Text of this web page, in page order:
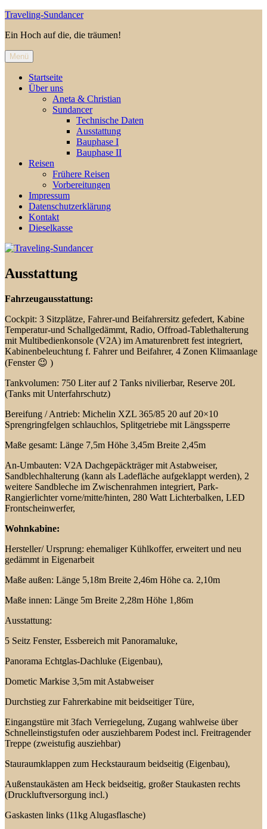
Zum
springen
Traveling-Sundancer
Ein Hoch auf die, die träumen!
Menü
Startseite
Über uns
Aneta & Christian
Sundancer
Technische Daten
Ausstattung
Bauphase I
Bauphase II
Reisen
Frühere Reisen
Vorbereitungen
Impressum
Datenschutzerklärung
Kontakt
Dieselkasse
Ausstattung
Fahrzeugausstattung:
Cockpit: 3 Sitzplätze, Fahrer-und Beifahrersitz gefedert, Kabine
Temperatur-und Schallgedämmt, Radio, Offroad-Tablethalterung
mit Multibedienkonsole (V2A) im Amaturenbrett fest integriert,
Kabinenbeleuchtung f. Fahrer und Beifahrer, 4 Zonen Klimaanlage
(Fenster 😉 )
Tankvolumen: 750 Liter auf 2 Tanks nivilierbar, Reserve 20L
(Tanks mit Unterfahrschutz)
Bereifung / Antrieb: Michelin XZL 365/85 20 auf 20×10
Sprengringfelgen schlauchlos, Splitgetriebe mit Längssperre
Maße gesamt: Länge 7,5m Höhe 3,45m Breite 2,45m
An-Umbauten: V2A Dachgepäckträger mit Astabweiser,
Sandblechhalterung (kann als Ladefläche aufgeklappt werden), 2
weitere Sandbleche im Zwischenrahmen integriert, Park-
Rangierlichter vorne/mitte/hinten, 280 Watt Lichterbalken, LED
Frontscheinwerfer,
Wohnkabine:
Hersteller/ Ursprung: ehemaliger Kühlkoffer, erweitert und neu
gedämmt in Eigenarbeit
Maße außen: Länge 5,18m Breite 2,46m Höhe ca. 2,10m
Maße innen: Länge 5m Breite 2,28m Höhe 1,86m
Ausstattung:
5 Seitz Fenster, Essbereich mit Panoramaluke,
Panorama Echtglas-Dachluke (Eigenbau),
Dometic Markise 3,5m mit Astabweiser
Durchstieg zur Fahrerkabine mit beidseitiger Türe,
Eingangstüre mit 3fach Verriegelung, Zugang wahlweise über
Schnelleinstigstufen oder ausziehbarem Podest incl. Freitragender
Treppe (zweistufig ausziehbar)
Stauraumklappen zum Heckstauraum beidseitig (Eigenbau),
Außenstaukästen am Heck beidseitig, großer Staukasten rechts
(Druckluftversorgung incl.)
Gaskasten links (11kg Alugasflasche)